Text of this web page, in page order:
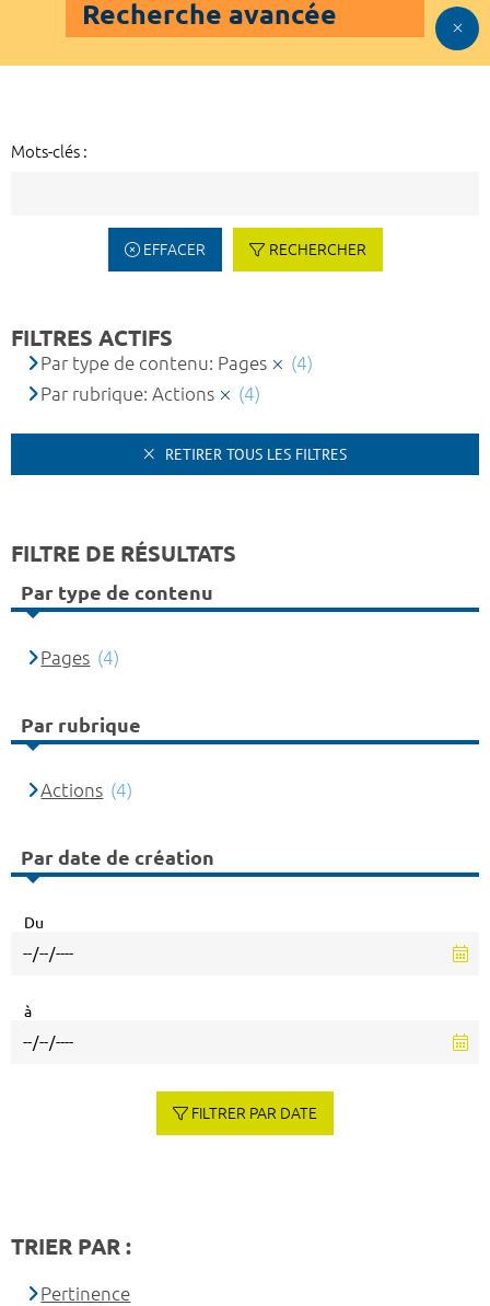
Recherche avancée
Mots-clés :
EFFACER RECHERCHER
FILTRES ACTIFS
Par type de contenu: Pages
(4)
Par rubrique: Actions
(4)
RETIRER TOUS LES FILTRES
FILTRE DE RÉSULTATS
Par type de contenu
Pages (4)
Par rubrique
Actions (4)
Par date de création
Du
à
FILTRER PAR DATE
TRIER PAR :
Pertinence